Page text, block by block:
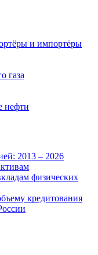
и импортёры
газа
нефти
2013 – 2026
физических
кредитования